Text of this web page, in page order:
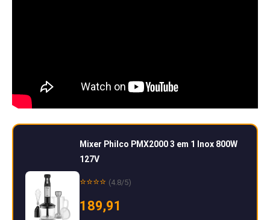
Mixer Philco PMX2000 3 em 1 Inox 800W
127V
⭐⭐⭐⭐ (4.8/5)
189,91